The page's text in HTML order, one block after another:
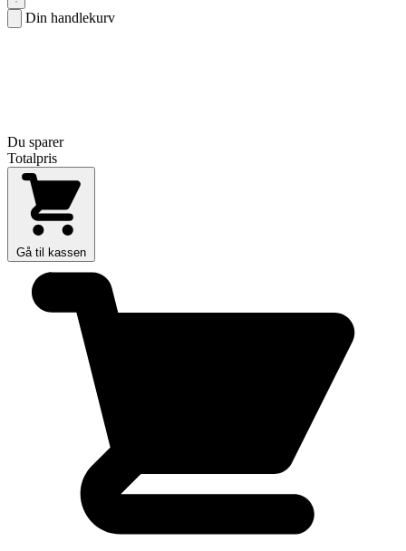
Din handlekurv
Du sparer
Totalpris
Gå til kassen